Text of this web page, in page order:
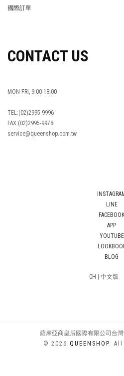
國際訂單
CONTACT US
MON-FRI, 9:00-18:00
TEL:(02)2995-9996
FAX:(02)2995-9978
service@queenshop.com.tw
LINE
FACEBOOK
APP
YOUTUBE
BLOG
薩摩亞商皇后國際有限公司台
© 2026 QUEENSHOP. All